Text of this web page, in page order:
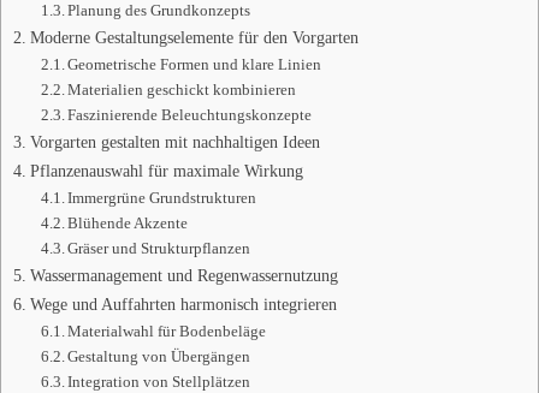
Planung des Grundkonzepts
Moderne Gestaltungselemente für den Vorgarten
Geometrische Formen und klare Linien
Materialien geschickt kombinieren
Faszinierende Beleuchtungskonzepte
Vorgarten gestalten mit nachhaltigen Ideen
Pflanzenauswahl für maximale Wirkung
Immergrüne Grundstrukturen
Blühende Akzente
Gräser und Strukturpflanzen
Wassermanagement und Regenwassernutzung
Wege und Auffahrten harmonisch integrieren
Materialwahl für Bodenbeläge
Gestaltung von Übergängen
Integration von Stellplätzen